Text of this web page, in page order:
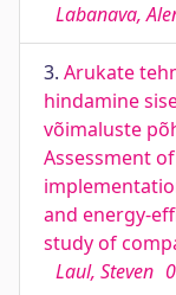
Labanava,
3. Arukate
hindamine
võimaluste
Assessment
and energy-
study of
Laul, Steven